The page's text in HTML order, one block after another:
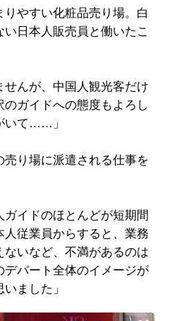
やすい化粧品売り場。白
日本人販売員と働いたこ
んが、中国人観光客だけ
ガイドへの態度もよろし
いて……」
り場に派遣される仕事を
イドのほとんどが短期間
従業員からすると、業務
いなど、不満があるのは
パート全体のイメージが
ました」